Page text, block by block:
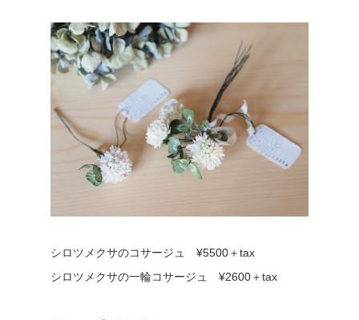
シロツメクサのコサージュ ¥5500＋tax
シロツメクサの一輪コサージュ ¥2600＋tax